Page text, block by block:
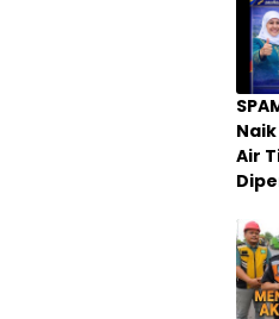
Air